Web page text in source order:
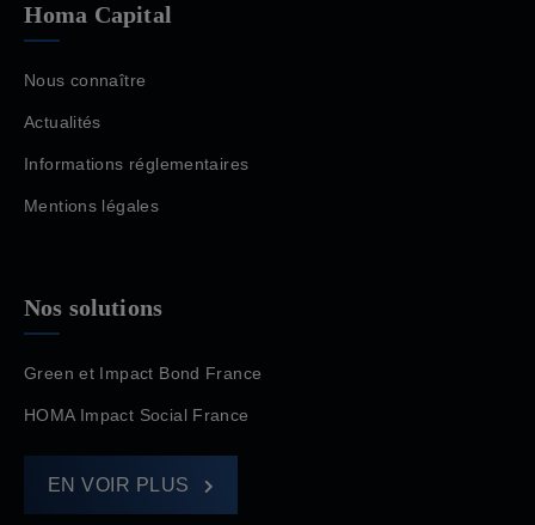
Homa Capital
Nous connaître
Actualités
Informations réglementaires
Mentions légales
Nos solutions
Green et Impact Bond France
HOMA Impact Social France
EN VOIR PLUS